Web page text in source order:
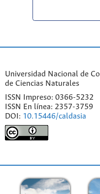
Universidad Nacional de
de Ciencias Naturales
ISSN Impreso: 0366-5232
ISSN En línea: 2357-3759
DOI: 10.15446/caldasia